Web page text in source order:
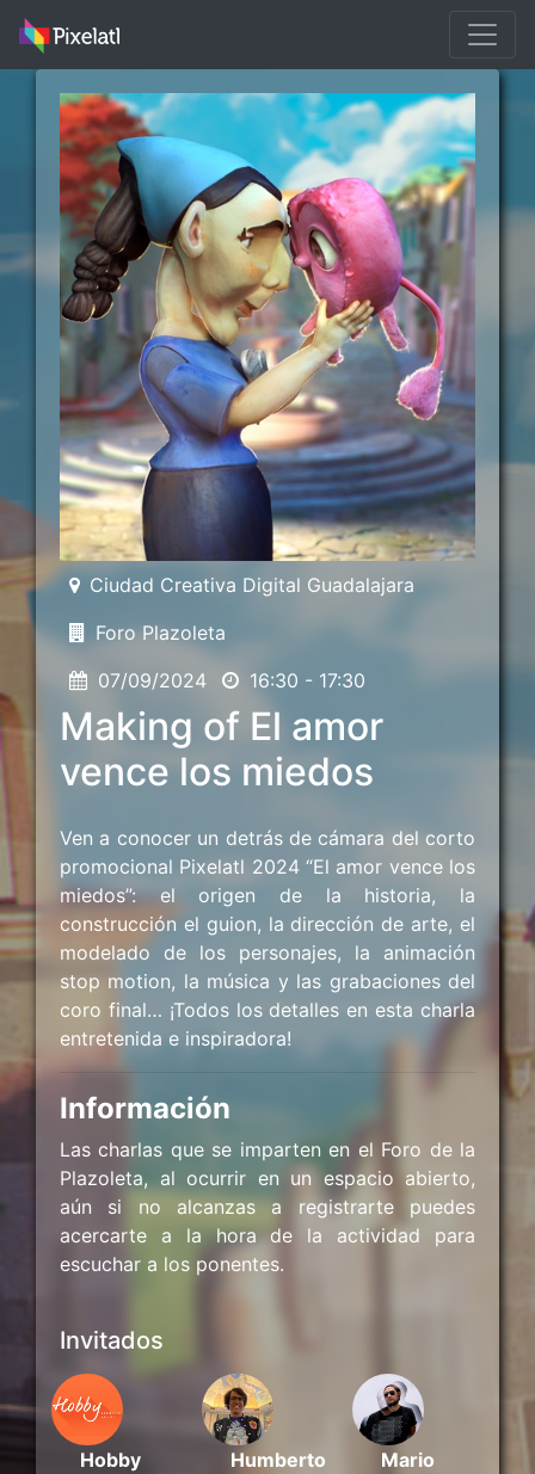
Ciudad Creativa Digital Guadalajara
Foro Plazoleta
07/09/2024
16:30 - 17:30
Making of El amor
vence los miedos
Ven a conocer un detrás de cámara del corto
promocional Pixelatl 2024 “El amor vence los
miedos”: el origen de la historia, la
construcción el guion, la dirección de arte, el
modelado de los personajes, la animación
stop motion, la música y las grabaciones del
coro final… ¡Todos los detalles en esta charla
entretenida e inspiradora!
Información
Las charlas que se imparten en el Foro de la
Plazoleta, al ocurrir en un espacio abierto,
aún si no alcanzas a registrarte puedes
acercarte a la hora de la actividad para
escuchar a los ponentes.
Invitados
Hobby
Humberto
Mario